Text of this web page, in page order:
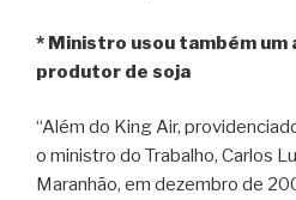
* Ministro usou também um
produtor de soja
“Além do King Air,
o ministro do Trabalho, Carlos
Maranhão, em dezembro de